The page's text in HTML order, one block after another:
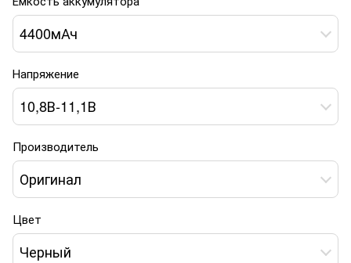
4400мАч
Напряжение
10,8В-11,1В
Производитель
Оригинал
Цвет
Черный